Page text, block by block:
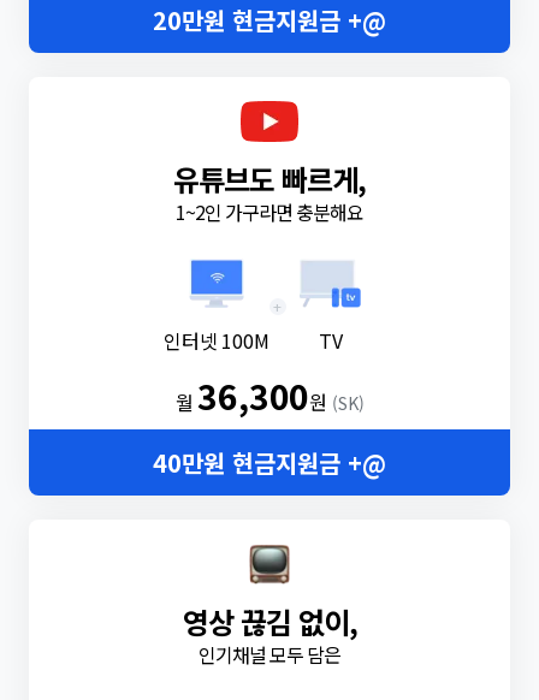
20만원 현금지원금 +@
유튜브도 빠르게,
1~2인 가구라면 충분해요
인터넷 100M
+
TV
월36,300원 (SK)
40만원 현금지원금 +@
영상 끊김 없이,
인기채널 모두 담은